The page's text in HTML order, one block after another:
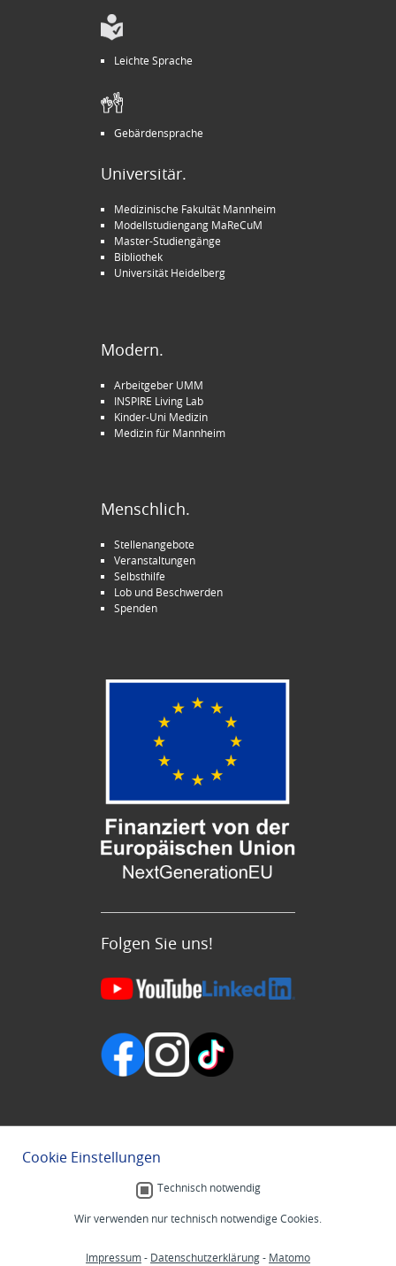
Leichte Sprache
Gebärdensprache
Universitär.
Medizinische Fakultät Mannheim
Modellstudiengang MaReCuM
Master-Studiengänge
Bibliothek
Universität Heidelberg
Modern.
Arbeitgeber UMM
INSPIRE Living Lab
Kinder-Uni Medizin
Medizin für Mannheim
Menschlich.
Stellenangebote
Veranstaltungen
Selbsthilfe
Lob und Beschwerden
Spenden
Folgen Sie uns!
Cookie Einstellungen
Technisch notwendig
Wir verwenden nur technisch notwendige Cookies.
Impressum- Datenschutzerklärung- Matomo